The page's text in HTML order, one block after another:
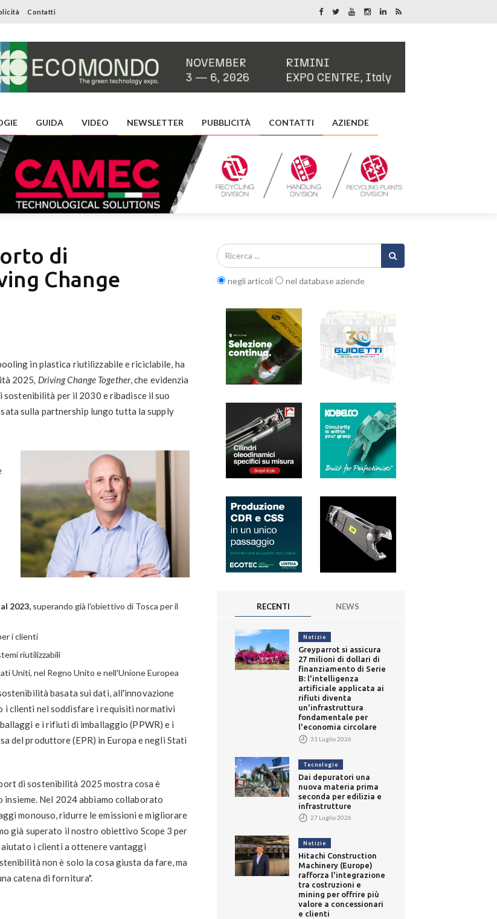
Contatti
GUIDA VIDEO NEWSLETTER PUBBLICITÀ CONTATTI AZIENDE
di
Change
in plastica riutilizzabile e riciclabile, ha
2025, Driving Change Together, che evidenzia
per il 2030 e ribadisce il suo
sulla partnership lungo tutta la supply
2023, superando già l'obiettivo di Tosca per il
i clienti
riutilizzabili
Uniti, nel Regno Unito e nell'Unione Europea
basata sui dati, all'innovazione
i clienti nel soddisfare i requisiti normativi
e i rifiuti di imballaggio (PPWR) e i
del produttore (EPR) in Europa e negli Stati
di sostenibilità 2025 mostra cosa è
Nel 2024 abbiamo collaborato
monouso, ridurre le emissioni e migliorare
già superato il nostro obiettivo Scope 3 per
i clienti a ottenere vantaggi
non è solo la cosa giusta da fare, ma
catena di fornitura".
negli articoli nel database aziende
RECENTI NEWS
Notizie
Greyparrot si assicura
27 milioni di dollari di
finanziamento di Serie
B: l'intelligenza
artificiale applicata ai
rifiuti diventa
un'infrastruttura
fondamentale per
l'economia circolare
31 Luglio 2026
Tecnologie
Dai depuratori una
nuova materia prima
seconda per edilizia e
infrastrutture
27 Luglio 2026
Notizie
Hitachi Construction
Machinery (Europe)
rafforza l'integrazione
tra costruzioni e
mining per offrire più
valore a concessionari
e clienti